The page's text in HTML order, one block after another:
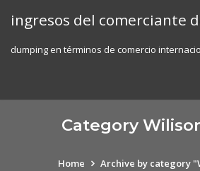
ingresos del comerciante
dumping en términos de comercio
Category
Home Archive by category